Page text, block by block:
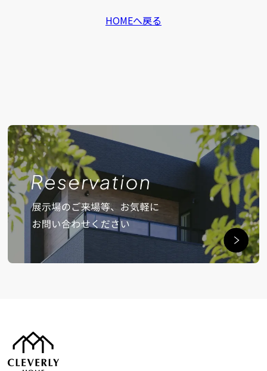
HOMEへ戻る